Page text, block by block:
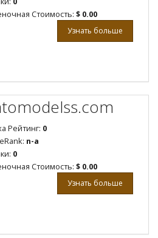
Стоимость: $ 0.00
Узнать больше
Рейтинг: 0
n-a
0
Стоимость: $ 0.00
Узнать больше